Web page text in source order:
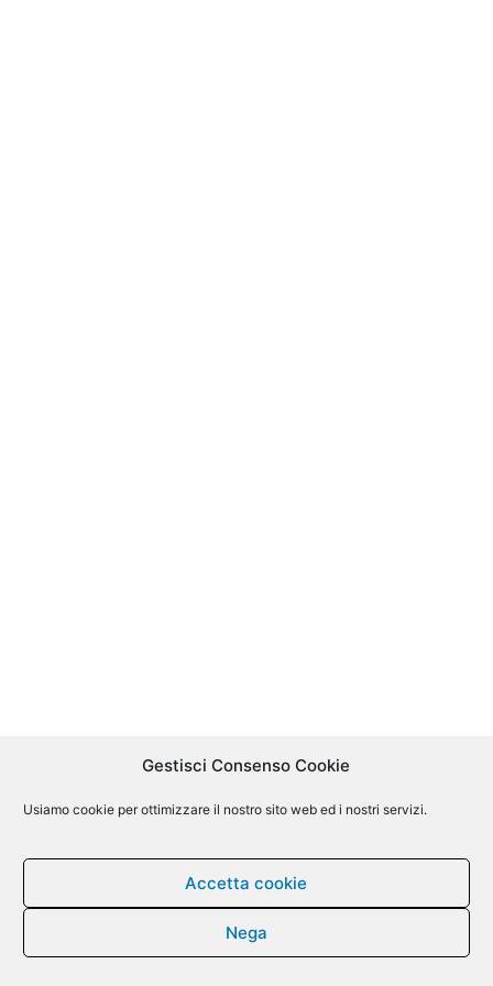
Gestisci Consenso Cookie
Usiamo cookie per ottimizzare il nostro sito web ed i nostri servizi.
Accetta cookie
Nega